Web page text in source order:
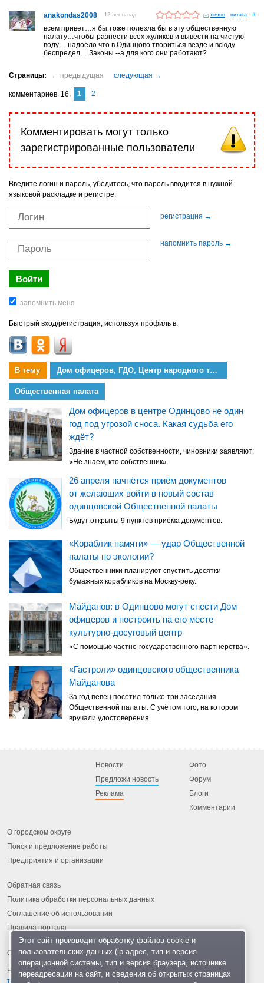
anakondas2008 12 лет назад лично #
всем привет…я бы тоже полезла бы в эту общественную
палату…чтобы разнести всех жуликов и вывести на чистую
воду… надоело что в Одинцово твориться везде и всюду
беспредел… Законы --а для кого они работают?
комментариев 16 1 2
Комментировать могут только
зарегистрированные пользователи
Введите логин и пароль, убедитесь, что пароль вводится в нужной
языковой раскладке и регистре.
регистрация →
напомнить пароль →
Быстрый вход/регистрация, используя профиль в:
В тему Дом офицеров, ГДО, Центр народного творчества
Общественная палата
Дом офицеров в центре Одинцово не один
год под угрозой сноса. Какая судьба его
ждёт?
Здание в частной собственности, чиновники заявляют:
«Не знаем, кто собственник».
26 апреля начнётся приём документов
от желающих войти в новый состав
одинцовской Общественной палаты
Будут открыты 9 пунктов приёма документов.
«Кораблик памяти» — удар Общественной
палаты по экологии?
Общественники планируют спустить десятки
бумажных корабликов на Москву-реку.
Майданов: в Одинцово могут снести Дом
офицеров и построить на его месте
культурно-досуговый центр
«С помощью частно-государственного партнёрства».
«Гастроли» одинцовского общественника
Майданова
За год певец посетил только три заседания
Общественной палаты. С учётом того, на котором
вручали удостоверения.
Новости
Предложи новость
Реклама
Фото
Форум
Блоги
Комментарии
О городском округе
Поиск и предложение работы
Предприятия и организации
Обратная связь
Политика обработки персональных данных
Соглашение об использовании
Правила портала
На информационном ресурсе применяются
технологии
Этот сайт производит обработку файлов cookieи
пользовательских данных (ip-адрес, тип и версия
операционной системы, тип и версия браузера, источнике
переадресации на сайт, и сведения об открытых страницах